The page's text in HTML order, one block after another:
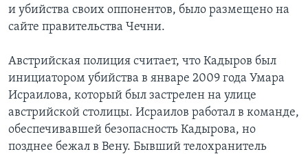
Learning English
СОЦИАЛЬНЫЕ СЕТИ
Языки
и убийства своих оппонентов, было размещено на
сайте правительства Чечни.
Австрийская полиция считает, что Кадыров был
инициатором убийства в январе 2009 года Умара
Исраилова, который был застрелен на улице
австрийской столицы. Исраилов работал в команде,
обеспечивавшей безопасность Кадырова, но
позднее бежал в Вену. Бывший телохранитель